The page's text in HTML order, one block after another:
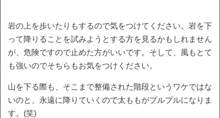
岩の上を歩いたりもするので気をつけてください。岩を下
って降りることを試みようとする方を見るかもしれません
が、危険ですので止めた方がいいです。そして、風もとて
も強いのでそちらもお気をつけください。
山を下る際も、そこまで整備された階段というワケではな
いのと、永遠に降りていくので太ももがプルプルになりま
す。(笑)